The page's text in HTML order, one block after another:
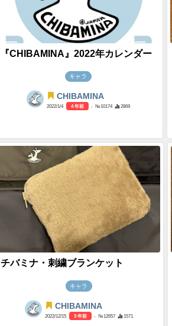
『CHIBAMINA』2022年カレンダー
キャラ
CHIBAMINA
2022/1/4 4 年前 - №10174 2869
チバミナ・刺繍ブランケット
キャラ
CHIBAMINA
2022/12/15 3 年前 - №12657 1571